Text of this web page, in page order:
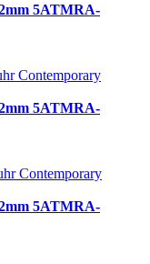
5ATMRA-
5ATMRA-
5ATMRA-